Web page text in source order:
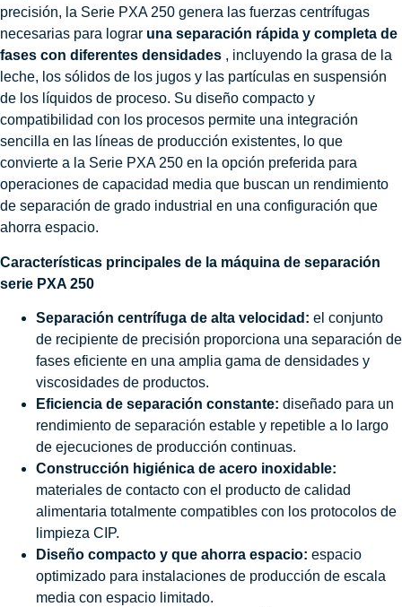
precisión, la Serie PXA 250 genera las fuerzas centrífugas
necesarias para lograr una separación rápida y completa de
fases con diferentes densidades , incluyendo la grasa de la
leche, los sólidos de los jugos y las partículas en suspensión
de los líquidos de proceso. Su diseño compacto y
compatibilidad con los procesos permite una integración
sencilla en las líneas de producción existentes, lo que
convierte a la Serie PXA 250 en la opción preferida para
operaciones de capacidad media que buscan un rendimiento
de separación de grado industrial en una configuración que
ahorra espacio.
Características principales de la máquina de separación
serie PXA 250
Separación centrífuga de alta velocidad: el conjunto
de recipiente de precisión proporciona una separación de
fases eficiente en una amplia gama de densidades y
viscosidades de productos.
Eficiencia de separación constante: diseñado para un
rendimiento de separación estable y repetible a lo largo
de ejecuciones de producción continuas.
Construcción higiénica de acero inoxidable:
materiales de contacto con el producto de calidad
alimentaria totalmente compatibles con los protocolos de
limpieza CIP.
Diseño compacto y que ahorra espacio: espacio
optimizado para instalaciones de producción de escala
media con espacio limitado.